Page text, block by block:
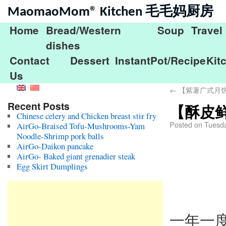
MaomaoMom® Kitchen 毛毛妈厨房
Home Bread/Western
dishes
Soup Travel
Contact
Us
Dessert InstantPot/Recipe
← 【紫薯广式月
【酥皮
Posted on
一年一
Recent Posts
Chinese celery and Chicken breast stir fry
AirGo-Braised Tofu-Mushrooms-Yam
Noodle-Shrimp pork balls
AirGo-Daikon pancake
AirGo- Baked giant grenadier steak
Egg Skirt Dumplings